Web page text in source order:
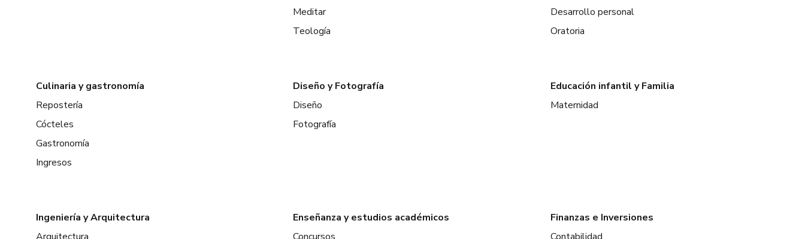
Meditar
Teología
Desarrollo personal
Oratoria
Culinaria y gastronomía
Repostería
Cócteles
Gastronomía
Ingresos
Diseño y Fotografía
Diseño
Fotografía
Educación infantil y Familia
Maternidad
Ingeniería y Arquitectura
Enseñanza y estudios académicos
Finanzas e Inversiones